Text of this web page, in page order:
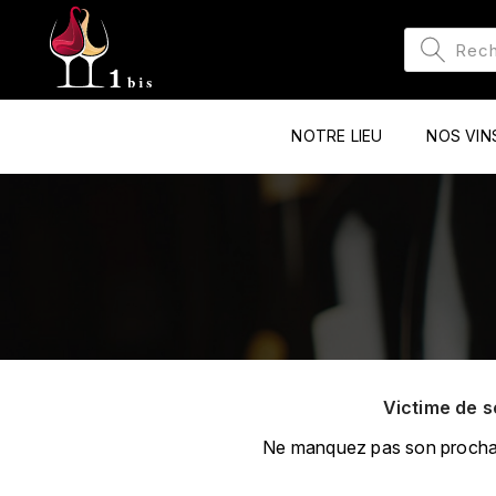
NOTRE LIEU NOS
Victime de
Ne manquez pas son